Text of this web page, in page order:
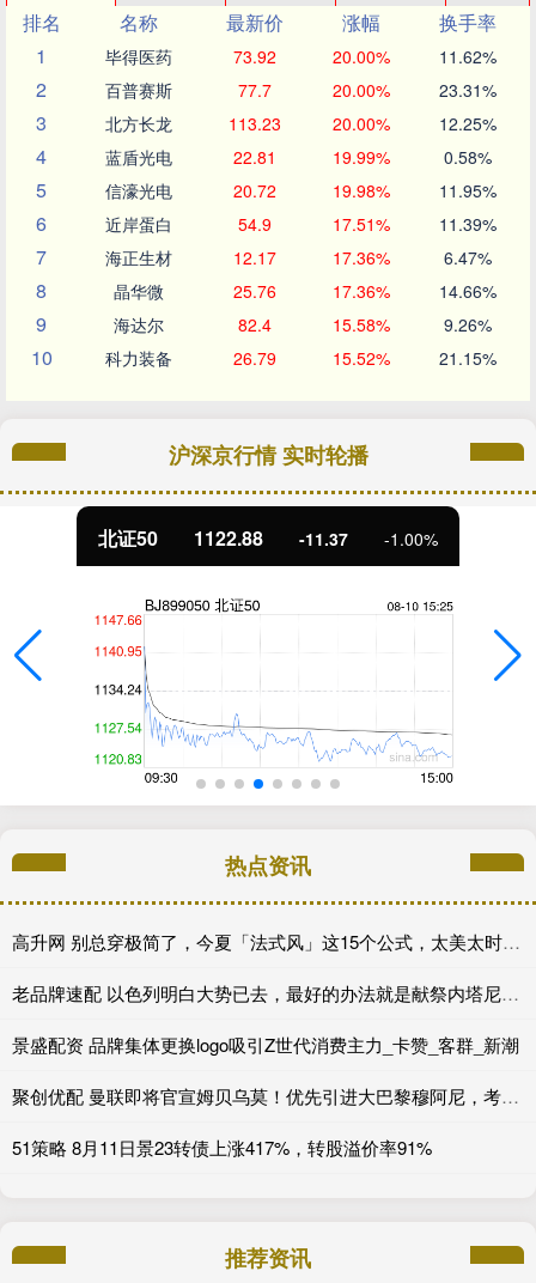
排名
名称 最新价 涨幅
换手率
1
毕得医药 73.92 20.00% 11.62%
2 百普赛斯 77.7 20.00% 23.31%
3 北方长龙 113.23 20.00% 12.25%
4 蓝盾光电 22.81 19.99% 0.58%
5 信濠光电 20.72 19.98% 11.95%
6 近岸蛋白 54.9 17.51% 11.39%
7 海正生材 12.17 17.36% 6.47%
8 晶华微 25.76 17.36% 14.66%
9 海达尔 82.4 15.58% 9.26%
10 科力装备 26.79 15.52% 21.15%
沪深京行情 实时轮播
北证50 1122.88 -11.37 -1.00%
热点资讯
高升网 别总穿极简了，今夏「法式风」这15个公式，太美太时髦了！
老品牌速配 以色列明白大势已去，最好的办法就是献祭内塔尼亚胡？中东棋局迎新变数
景盛配资 品牌集体更换logo吸引Z世代消费主力_卡赞_客群_新潮
聚创优配 曼联即将官宣姆贝乌莫！优先引进大巴黎穆阿尼，考虑切尔西杰克逊_法兰克福_比利亚雷亚尔_尤文图斯
51策略 8月11日景23转债上涨417%，转股溢价率91%
推荐资讯